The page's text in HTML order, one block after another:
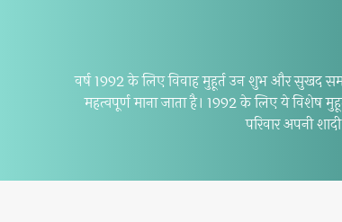
वर्ष 1992 के लिए विवाह मुहूर्त उन शुभ और सुखद
महत्वपूर्ण माना जाता है। 1992 के लिए ये विशेष
परिवार अपनी